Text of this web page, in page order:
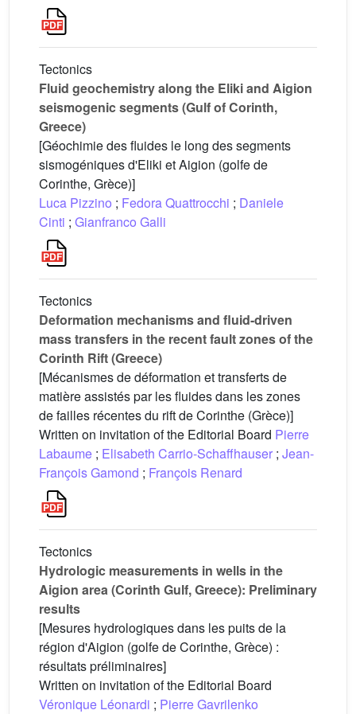
Tectonics
Fluid geochemistry along the Eliki and Aigion
seismogenic segments (Gulf of Corinth,
Greece)
[Géochimie des fluides le long des segments
sismogéniques d'Eliki et Aigion (golfe de
Corinthe, Grèce)]
Luca Pizzino ; Fedora Quattrocchi ; Daniele
Cinti ; Gianfranco Galli
Tectonics
Deformation mechanisms and fluid-driven
mass transfers in the recent fault zones of the
Corinth Rift (Greece)
[Mécanismes de déformation et transferts de
matière assistés par les fluides dans les zones
de failles récentes du rift de Corinthe (Grèce)]
Written on invitation of the Editorial Board Pierre
Labaume ; Elisabeth Carrio-Schaffhauser ; Jean-
François Gamond ; François Renard
Tectonics
Hydrologic measurements in wells in the
Aigion area (Corinth Gulf, Greece): Preliminary
results
[Mesures hydrologiques dans les puits de la
région d'Aigion (golfe de Corinthe, Grèce) :
résultats préliminaires]
Written on invitation of the Editorial Board
Véronique Léonardi ; Pierre Gavrilenko